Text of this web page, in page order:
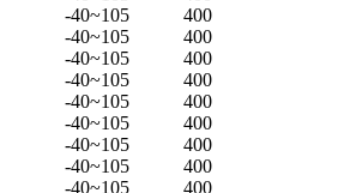
-40~105
400
-40~105
400
-40~105
400
-40~105
400
-40~105
400
-40~105
400
-40~105
400
-40~105
400
-40~105
400